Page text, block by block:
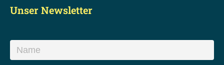
Unser Newsletter